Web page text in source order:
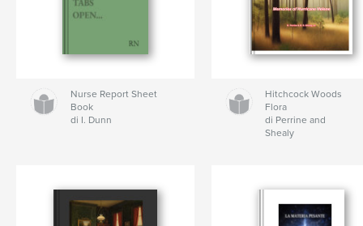
Nurse Report Sheet
Book
di I. Dunn
Hitchcock Woods
Flora
di Perrine and
Shealy